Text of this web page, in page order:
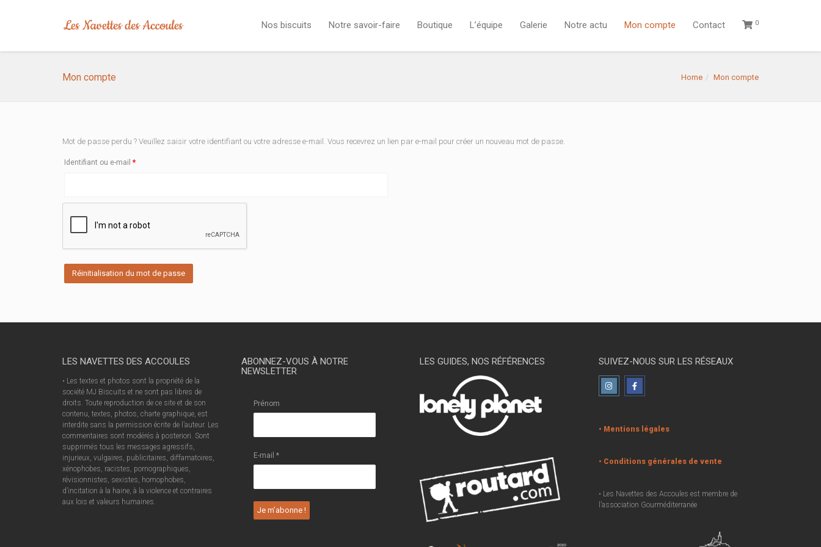
Nos biscuits Notre savoir-faire Boutique L’équipe Galerie Notre actu Mon compte Contact 0
Mon compte Home Mon compte
Mot de passe perdu ? Veuillez saisir votre identifiant ou votre adresse e-mail. Vous recevrez un lien par e-mail pour créer un nouveau mot de passe.
Identifiant ou e-mail *Obligatoire
Réinitialisation du mot de passe
LES NAVETTES DES ACCOULES
• Les textes et photos sont la propriété de la
société MJ Biscuits et ne sont pas libres de
droits. Toute reproduction de ce site et de son
contenu, textes, photos, charte graphique, est
interdite sans la permission écrite de l’auteur. Les
commentaires sont modérés à posteriori. Sont
supprimés tous les messages agressifs,
injurieux, vulgaires, publicitaires, diffamatoires,
xénophobes, racistes, pornographiques,
révisionnistes, sexistes, homophobes,
d’incitation à la haine, à la violence et contraires
aux lois et valeurs humaines.
ABONNEZ-VOUS À NOTRE
NEWSLETTER
Prénom
E-mail *
LES GUIDES, NOS RÉFÉRENCES SUIVEZ-NOUS SUR LES RÉSEAUX
• Mentions légales
• Conditions générales de vente
• Les Navettes des Accoules est membre de
l’association Gourméditerranée